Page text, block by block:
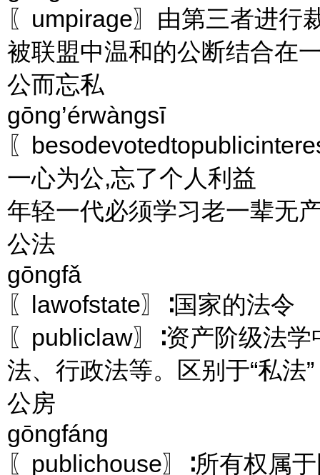
〖umpirage〗由第三者进行
被联盟中温和的公断结合在
公而忘私
gōng’érwàngsī
〖
一心为公,忘了个人利益
年轻一代必须学习老一辈无
公法
gōngfǎ
〖lawofstate〗∶国家的法令
〖publiclaw〗∶资产阶级法
法、行政法等。区别于“私法”
公房
gōngfáng
〖publichouse〗∶所有权属